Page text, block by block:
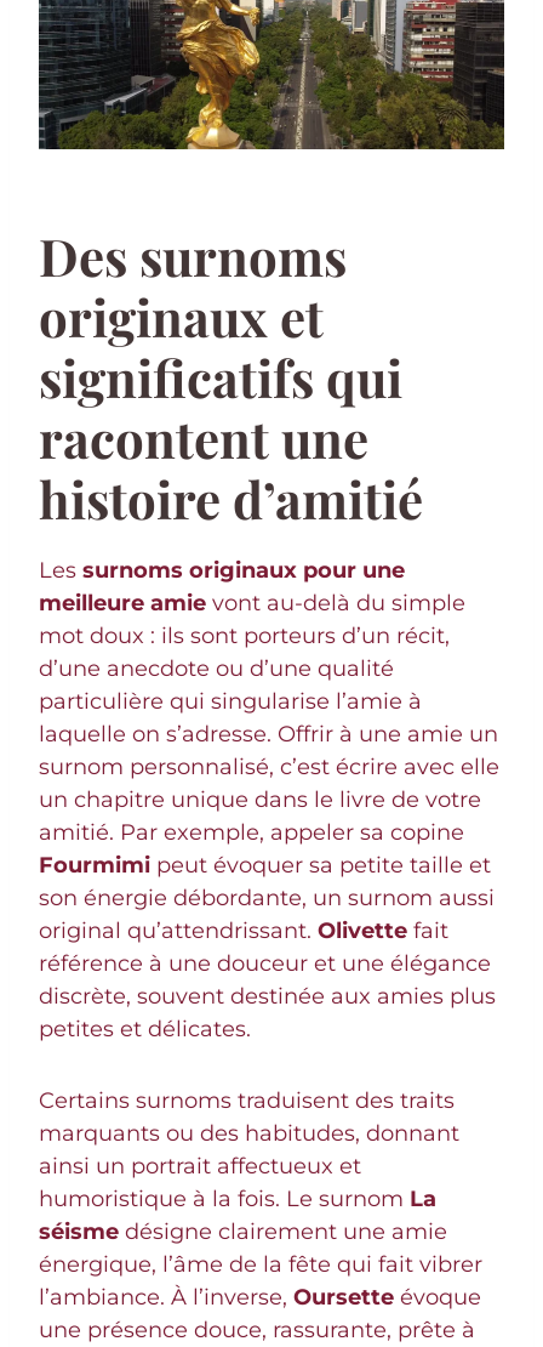
Des surnoms
originaux et
significatifs qui
racontent une
histoire d’amitié
Les surnoms originaux pour une
meilleure amie vont au-delà du simple
mot doux : ils sont porteurs d’un récit,
d’une anecdote ou d’une qualité
particulière qui singularise l’amie à
laquelle on s’adresse. Offrir à une amie un
surnom personnalisé, c’est écrire avec elle
un chapitre unique dans le livre de votre
amitié. Par exemple, appeler sa copine
Fourmimi peut évoquer sa petite taille et
son énergie débordante, un surnom aussi
original qu’attendrissant. Olivette fait
référence à une douceur et une élégance
discrète, souvent destinée aux amies plus
petites et délicates.
Certains surnoms traduisent des traits
marquants ou des habitudes, donnant
ainsi un portrait affectueux et
humoristique à la fois. Le surnom La
séisme désigne clairement une amie
énergique, l’âme de la fête qui fait vibrer
l’ambiance. À l’inverse, Oursette évoque
une présence douce, rassurante, prête à